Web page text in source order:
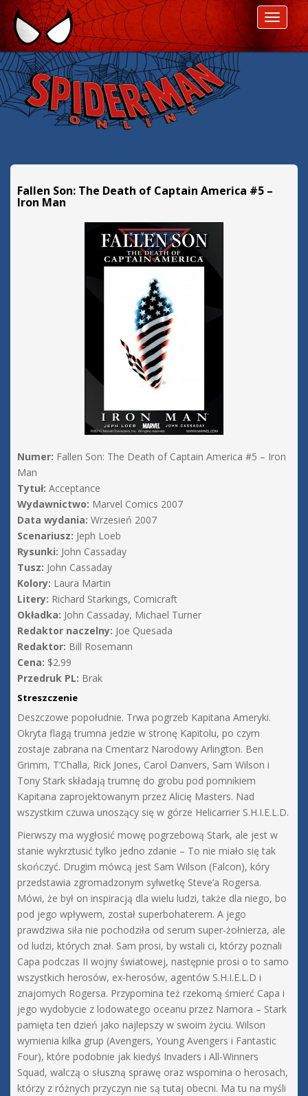
P
e
s
k
o
Fallen Son: The Death of Captain America #5 –
Iron Man
Numer: Fallen Son: The Death of Captain America #5 – Iron
Man
Tytuł: Acceptance
Wydawnictwo: Marvel Comics 2007
Data wydania: Wrzesień 2007
Scenariusz: Jeph Loeb
Rysunki: John Cassaday
Tusz: John Cassaday
Kolory: Laura Martin
Litery: Richard Starkings, Comicraft
Okładka: John Cassaday, Michael Turner
Redaktor naczelny: Joe Quesada
Redaktor: Bill Rosemann
Cena: $2.99
Przedruk PL: Brak
Streszczenie
Deszczowe popołudnie. Trwa pogrzeb Kapitana Ameryki.
Okryta flagą trumna jedzie w stronę Kapitolu, po czym
zostaje zabrana na Cmentarz Narodowy Arlington. Ben
Grimm, T’Challa, Rick Jones, Carol Danvers, Sam Wilson i
Tony Stark składają trumnę do grobu pod pomnikiem
Kapitana zaprojektowanym przez Alicię Masters. Nad
wszystkim czuwa unoszący się w górze Helicarrier S.H.I.E.L.D.
Pierwszy ma wygłosić mowę pogrzebową Stark, ale jest w
stanie wykrztusić tylko jedno zdanie – To nie miało się tak
skończyć. Drugim mówcą jest Sam Wilson (Falcon), kóry
przedstawia zgromadzonym sylwetkę Steve’a Rogersa.
Mówi, że był on inspiracją dla wielu ludzi, także dla niego, bo
pod jego wpływem, został superbohaterem. A jego
prawdziwa siła nie pochodziła od serum super-żołnierza, ale
od ludzi, których znał. Sam prosi, by wstali ci, którzy poznali
Capa podczas II wojny światowej, następnie prosi o to samo
wszystkich herosów, ex-herosów, agentów S.H.I.E.L.D i
znajomych Rogersa. Przypomina też rzekomą śmierć Capa i
jego wydobycie z lodowatego oceanu przez Namora – Stark
pamięta ten dzień jako najlepszy w swoim życiu. Wilson
wymienia kilka grup (Avengers, Young Avengers i Fantastic
Four), które podobnie jak kiedyś Invaders i All-Winners
Squad, walczą o słuszną sprawę oraz wspomina o herosach,
którzy z różnych przyczyn nie są tutaj obecni. Ma tu na myśli